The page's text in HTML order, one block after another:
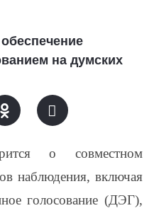
на думских
о совместном
наблюдения, включая
голосование (ДЭГ),